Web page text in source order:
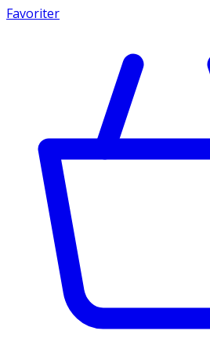
Favoriter